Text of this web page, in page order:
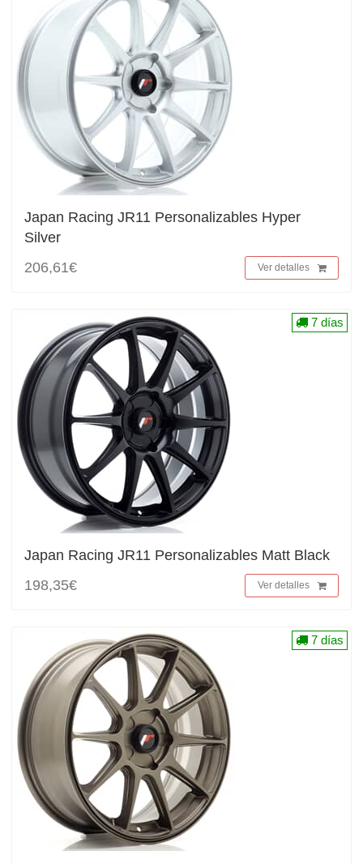
Japan Racing JR11 Personalizables Hyper
Silver
206,61€
Ver detalles
Japan Racing JR11 Personalizables Matt Black
198,35€
Ver detalles
7 días
7 días